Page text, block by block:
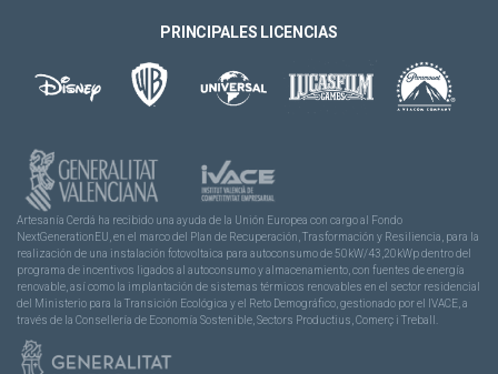
PRINCIPALES LICENCIAS
Artesanía Cerdá ha recibido una ayuda de la Unión Europea con cargo al Fondo
NextGenerationEU, en el marco del Plan de Recuperación, Trasformación y Resiliencia, para la
realización de una instalación fotovoltaica para autoconsumo de 50kW/43,20kWp dentro del
programa de incentivos ligados al autoconsumo y almacenamiento, con fuentes de energía
renovable, así como la implantación de sistemas térmicos renovables en el sector residencial
del Ministerio para la Transición Ecológica y el Reto Demográfico, gestionado por el IVACE, a
través de la Consellería de Economía Sostenible, Sectors Productius, Comerç i Treball.